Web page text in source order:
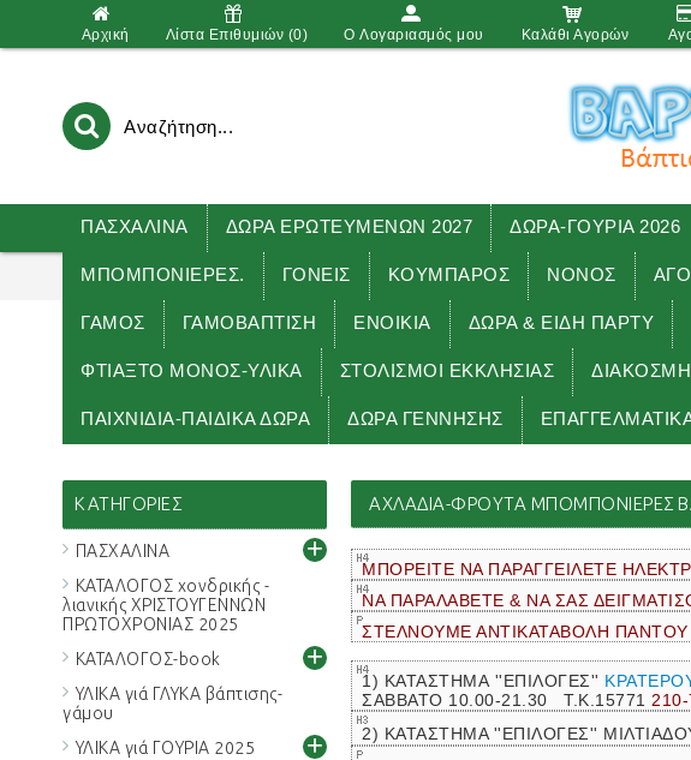
Αρχική Λίστα Επιθυμιών (0) O Λογαριασμός μου Καλάθι Αγορών
ΠΑΣΧΑΛΙΝΑ ΔΩΡΑ ΕΡΩΤΕΥΜΕΝΩΝ 2027 ΔΩΡΑ-ΓΟΥΡΙΑ 2026
ΜΠΟΜΠΟΝΙΕΡΕΣ. ΓΟΝΕΙΣ ΚΟΥΜΠΑΡΟΣ ΝΟΝΟΣ
ΓΑΜΟΣ ΓΑΜΟΒΑΠΤΙΣΗ ΕΝΟΙΚΙΑ ΔΏΡΑ & ΕΊΔΗ ΠΑΡΤΥ
ΦΤΙΑΞΤΟ ΜΟΝΟΣ-ΥΛΙΚΑ ΣΤΟΛΙΣΜΟΙ ΕΚΚΛΗΣΙΑΣ
ΠΑΙΧΝΙΔΙΑ-ΠΑΙΔΙΚΑ ΔΩΡΑ ΔΩΡΑ ΓΕΝΝΗΣΗΣ
ΘΕΜΑ-ΚΟΡΙΤΣΙ ΑΧΛΑΔΙΑ-ΦΡΟΥΤΑ
ΚΑΤΗΓΟΡΊΕΣ
ΠΑΣΧΑΛΙΝΑ +
ΚΑΤΑΛΟΓΟΣ χονδρικής -
λιανικής ΧΡΙΣΤΟΥΓΕΝΝΩΝ
ΠΡΩΤΟΧΡΟΝΙΑΣ 2025
ΚΑΤΑΛΟΓΟΣ-book
+
ΥΛΙΚΑ γιά ΓΛΥΚΑ βάπτισης-
γάμου
ΥΛΙΚΑ γιά ΓΟΥΡΙΑ 2025
+
ΑΧΛΑΔΙΑ-ΦΡΟΥΤΑ ΜΠΟΜΠΟΝΙΈΡΕΣ
ΜΠΟΡΕΙΤΕ ΝΑ ΠΑΡΑΓΓΕΙΛΕΤΕ
ΝΑ ΠΑΡΑΛΑΒΕΤΕ & ΝΑ ΣΑΣ
ΣΤΕΛΝΟΥΜΕ ΑΝΤΙΚΑΤΑΒΟΛΗ
1) ΚΑΤΑΣΤΗΜΑ ''ΕΠΙΛΟΓΕΣ''
ΣΑΒΒΑΤΟ 10.00-21.30 Τ.Κ.15771
2) ΚΑΤΑΣΤΗΜΑ ''ΕΠΙΛΟΓΕΣ''